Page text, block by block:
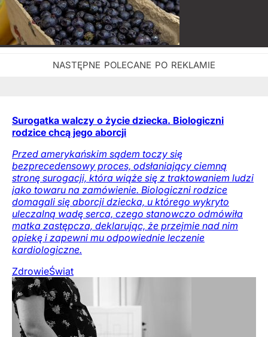
Surogatka walczy o życie dziecka. Biologiczni
rodzice chcą jego aborcji
Przed amerykańskim sądem toczy się
bezprecedensowy proces, odsłaniający ciemną
stronę surogacji, która wiąże się z traktowaniem ludzi
jako towaru na zamówienie. Biologiczni rodzice
domagali się aborcji dziecka, u którego wykryto
uleczalną wadę serca, czego stanowczo odmówiła
matka zastępcza, deklarując, że przejmie nad nim
opiekę i zapewni mu odpowiednie leczenie
kardiologiczne.
ZdrowieŚwiat